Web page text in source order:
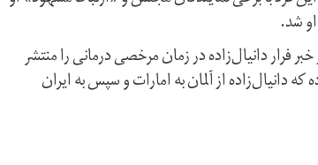
شد.
فرار دانیال‌زاده در زمان مرخصی درمانی را منتشر
دانیال‌زاده از آلمان به امارات و سپس به ایران